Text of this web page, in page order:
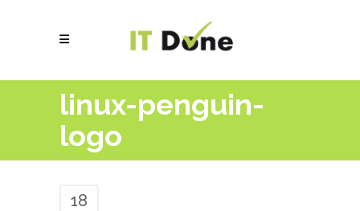
linux-penguin-
logo
18